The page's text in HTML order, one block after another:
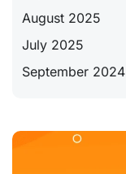
August 2025
July 2025
September 2024